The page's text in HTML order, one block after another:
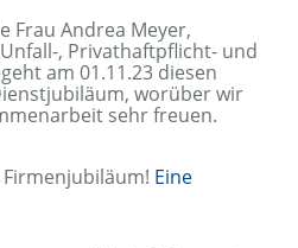
Frau Andrea Meyer,
, Privathaftpflicht- und
am 01.11.23 diesen
worüber wir
sehr freuen.
Firmenjubiläum! Eine